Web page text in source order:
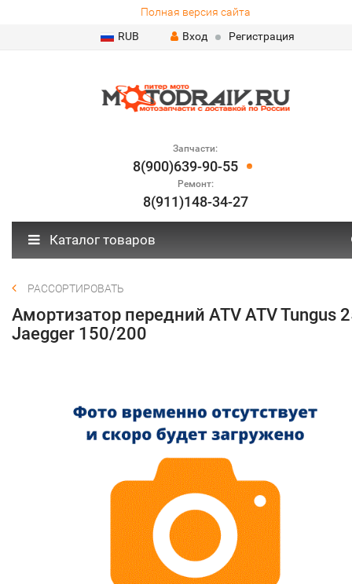
Полная версия сайта
RUB
Вход Регистрация
Запчасти:
8(900)639-90-55
Ремонт:
8(911)148-34-27
Каталог товаров
РАССОРТИРОВАТЬ
Амортизатор передний ATV ATV Tungus
Jaegger 150/200